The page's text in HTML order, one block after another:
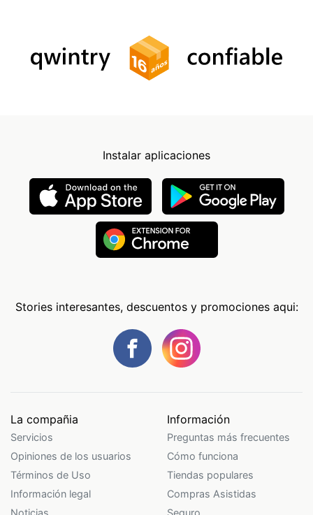
Instalar aplicaciones
Stories interesantes, descuentos y promociones aqui:
La compañia
Servicios
Opiniones de los usuarios
Términos de Uso
Información legal
Información
Preguntas más frecuentes
Cómo funciona
Tiendas populares
Compras Asistidas